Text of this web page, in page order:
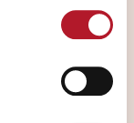
soittamalla